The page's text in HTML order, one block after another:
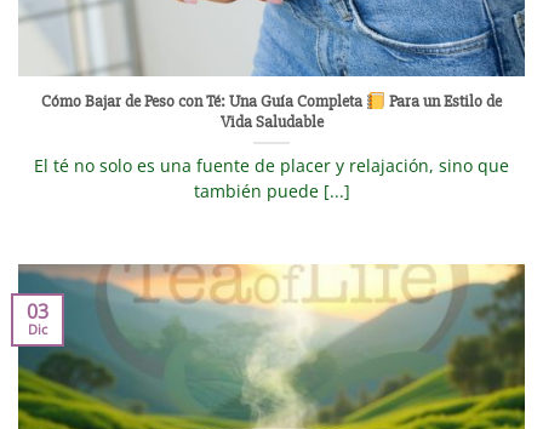
Cómo Bajar de Peso con Té: Una Guía Completa
Para un Estilo de
Vida Saludable
El té no solo es una fuente de placer y relajación, sino que
también puede [...]
03
Dic